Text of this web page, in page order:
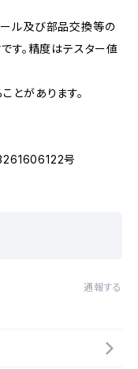
ル及び部品交換等の
す。精度はテスター値
とがあります。
号
通報する